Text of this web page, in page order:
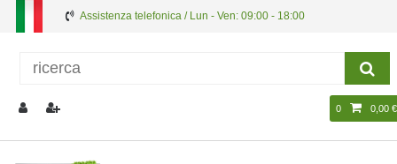
Assistenza telefonica / Lun - Ven: 09:00 - 18:00
0 0,00 €